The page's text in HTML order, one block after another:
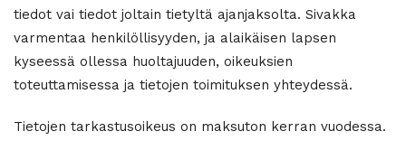
tiedot vai tiedot joltain tietyltä ajanjaksolta. Sivakka
varmentaa henkilöllisyyden, ja alaikäisen lapsen
kyseessä ollessa huoltajuuden, oikeuksien
toteuttamisessa ja tietojen toimituksen yhteydessä.
Tietojen tarkastusoikeus on maksuton kerran vuodessa.